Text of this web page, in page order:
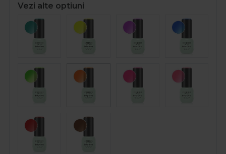
Vezi alte optiuni